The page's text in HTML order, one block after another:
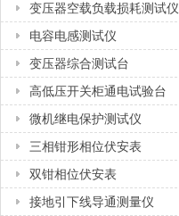
变压器空载负载损耗测试仪
电容电感测试仪
变压器综合测试台
高低压开关柜通电试验台
微机继电保护测试仪
三相钳形相位伏安表
双钳相位伏安表
接地引下线导通测量仪